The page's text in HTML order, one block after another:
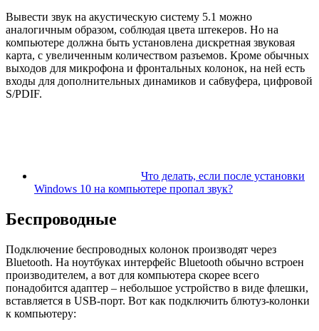
Вывести звук на акустическую систему 5.1 можно
аналогичным образом, соблюдая цвета штекеров. Но на
компьютере должна быть установлена дискретная звуковая
карта, с увеличенным количеством разъемов. Кроме обычных
выходов для микрофона и фронтальных колонок, на ней есть
входы для дополнительных динамиков и сабвуфера, цифровой
S/PDIF.
Что делать, если после установки
Windows 10 на компьютере пропал звук?
Беспроводные
Подключение беспроводных колонок производят через
Bluetooth. На ноутбуках интерфейс Bluetooth обычно встроен
производителем, а вот для компьютера скорее всего
понадобится адаптер – небольшое устройство в виде флешки,
вставляется в USB-порт. Вот как подключить блютуз-колонки
к компьютеру: